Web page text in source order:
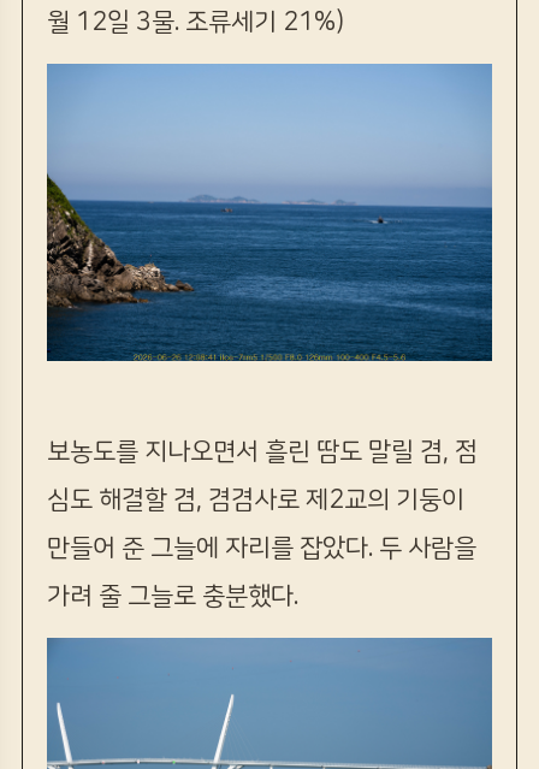
월 12일 3물. 조류세기 21%)
보농도를 지나오면서 흘린 땀도 말릴 겸, 점
심도 해결할 겸, 겸겸사로 제2교의 기둥이
만들어 준 그늘에 자리를 잡았다. 두 사람을
가려 줄 그늘로 충분했다.